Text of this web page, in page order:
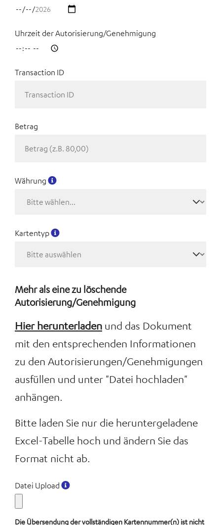
Uhrzeit der Autorisierung/Genehmigung
Transaction ID
Betrag
Währung
Kartentyp
Mehr als eine zu löschende
Autorisierung/Genehmigung
Hier herunterladen und das Dokument
mit den entsprechenden Informationen
zu den Autorisierungen/Genehmigungen
ausfüllen und unter "Datei hochladen"
anhängen.
Bitte laden Sie nur die heruntergeladene
Excel-Tabelle hoch und ändern Sie das
Format nicht ab.
Datei Upload
Die Übersendung der vollständigen Kartennummer(n) ist nicht